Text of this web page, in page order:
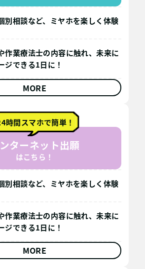
別相談など、ミヤホを楽しく体験
作業療法士の内容に触れ、未来に
ジできる1日に！
MORE
時間スマホで簡単！
ターネット出願
はこちら！
別相談など、ミヤホを楽しく体験
作業療法士の内容に触れ、未来に
ジできる1日に！
MORE